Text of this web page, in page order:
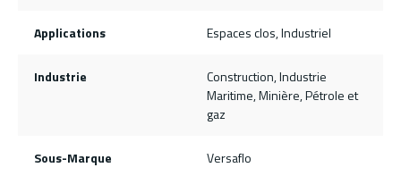
Applications Espaces clos, Industriel
Industrie
Construction, Industrie
Maritime, Minière, Pétrole et
gaz
Sous-Marque Versaflo